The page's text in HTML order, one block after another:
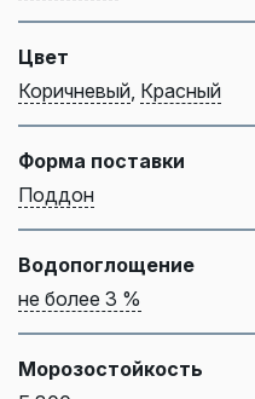
Цвет
Коричневый Красный
Форма поставки
Поддон
Водопоглощение
не более 3 %
Морозостойкость